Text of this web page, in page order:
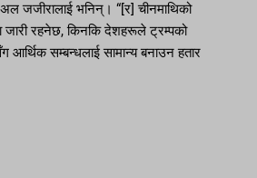
जजीरालाई भनिन्। “[र] चीनमाथिको
जारी रहनेछ, किनकि देशहरूले ट्रम्पको
आर्थिक सम्बन्धलाई सामान्य बनाउन हतार